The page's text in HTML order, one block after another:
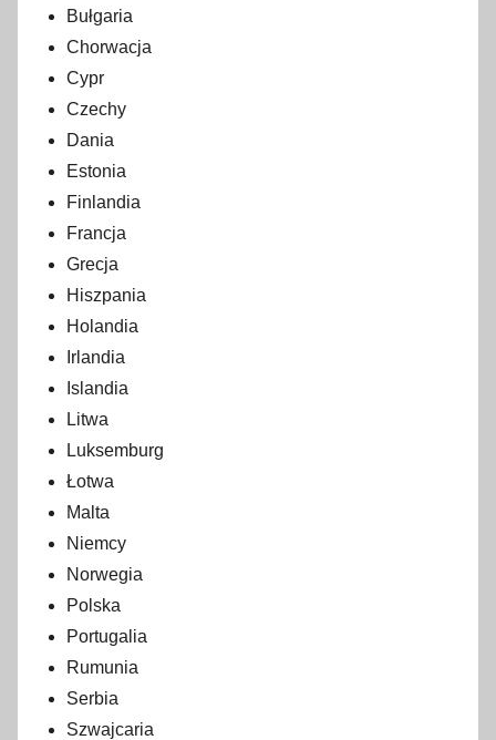
0
1
9
Bułgaria
Chorwacja
Cypr
Czechy
Dania
Estonia
Finlandia
Francja
Grecja
Hiszpania
Holandia
Irlandia
Islandia
Litwa
Luksemburg
Łotwa
Malta
Niemcy
Norwegia
Polska
Portugalia
Rumunia
Serbia
Szwajcaria